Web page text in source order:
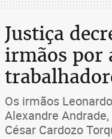
Justiça
irmãos por
Os irmãos
Alexandre
César Cardozo